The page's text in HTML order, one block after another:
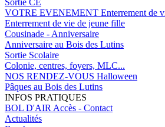
Sortie CE
VOTRE EVENEMENT Enterrement de
Enterrement de vie de jeune fille
Cousinade - Anniversaire
Anniversaire au Bois des Lutins
Sortie Scolaire
Colonie, centres, foyers, MLC...
NOS RENDEZ-VOUS Halloween
Pâques au Bois des Lutins
INFOS PRATIQUES
BOL D'AIR Accès - Contact
Actualités